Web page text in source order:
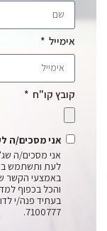
אימייל
קובץ קו"ח
אני מסכים/ה
אני מסכים/ה
לעת ותשתמש
באמצעי הקשר
והכל בכפוף
בעתיד פנה/י
7100777.